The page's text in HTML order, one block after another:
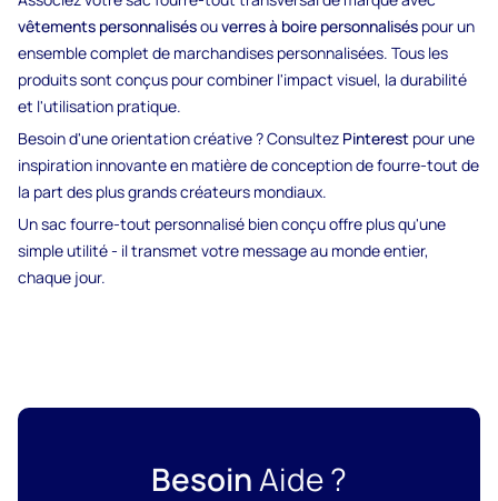
vêtements personnalisésouverres à boire personnalisés pour un
ensemble complet de marchandises personnalisées. Tous les
produits sont conçus pour combiner l'impact visuel, la durabilité
et l'utilisation pratique.
Besoin d'une orientation créative ? Consultez Pinterest pour une
inspiration innovante en matière de conception de fourre-tout de
la part des plus grands créateurs mondiaux.
Un sac fourre-tout personnalisé bien conçu offre plus qu'une
simple utilité - il transmet votre message au monde entier,
chaque jour.
Besoin Aide ?